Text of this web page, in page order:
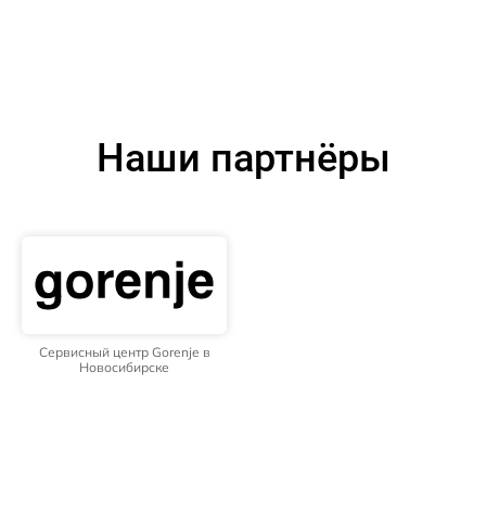
Наши партнёры
Сервисный центр Gorenje в
Новосибирске